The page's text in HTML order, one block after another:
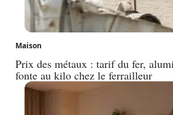
Maison
Prix des métaux : tarif du fer,
fonte au kilo chez le ferrailleur